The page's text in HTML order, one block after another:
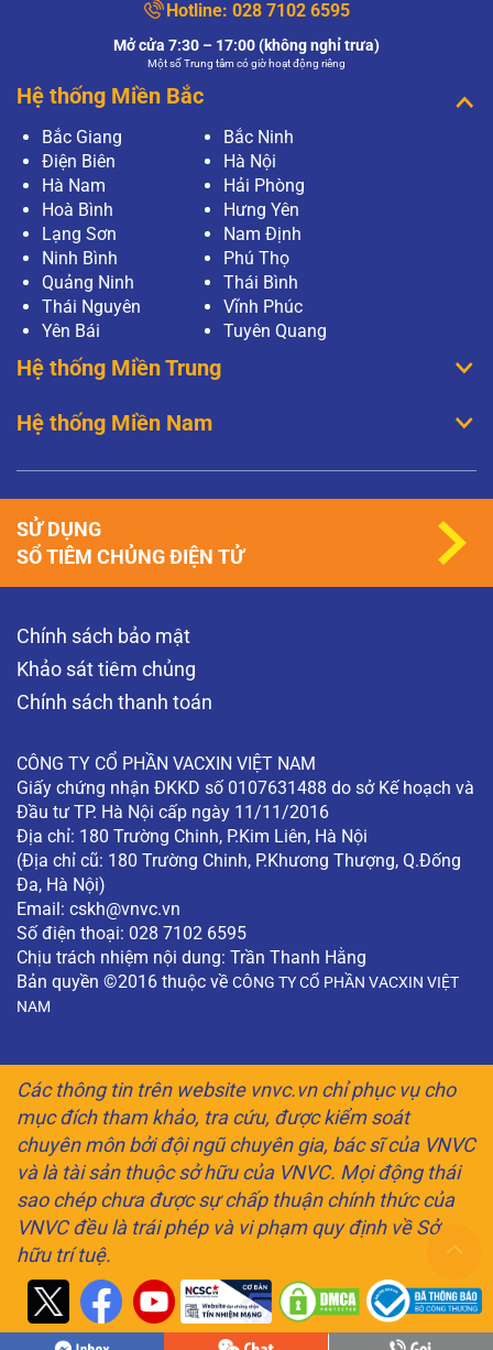
Hotline: 028 7102 6595
Mở cửa 7:30 – 17:00 (không nghỉ trưa)
Một số Trung tâm có giờ hoạt động riêng
Hệ thống Miền Bắc
Bắc Giang
Bắc Ninh
Điện Biên
Hà Nội
Hà Nam
Hải Phòng
Hoà Bình
Hưng Yên
Lạng Sơn
Nam Định
Ninh Bình
Phú Thọ
Quảng Ninh
Thái Bình
Thái Nguyên
Vĩnh Phúc
Yên Bái
Tuyên Quang
Hệ thống Miền Trung
Hệ thống Miền Nam
Chính sách bảo mật
Khảo sát tiêm chủng
Chính sách thanh toán
CÔNG TY CỔ PHẦN VACXIN VIỆT NAM
Giấy chứng nhận ĐKKD số 0107631488 do sở Kế hoạch và
Đầu tư TP. Hà Nội cấp ngày 11/11/2016
Địa chỉ: 180 Trường Chinh, P.Kim Liên, Hà Nội
(Địa chỉ cũ: 180 Trường Chinh, P.Khương Thượng, Q.Đống
Đa, Hà Nội)
Email: cskh@vnvc.vn
Số điện thoại: 028 7102 6595
Chịu trách nhiệm nội dung: Trần Thanh Hằng
Bản quyền ©2016 thuộc về CÔNG TY CỔ PHẦN VACXIN VIỆT
NAM
SỬ DỤNG
SỔ TIÊM CHỦNG ĐIỆN TỬ
Các thông tin trên website vnvc.vn chỉ phục vụ cho
mục đích tham khảo, tra cứu, được kiểm soát
chuyên môn bởi đội ngũ chuyên gia, bác sĩ của VNVC
và là tài sản thuộc sở hữu của VNVC. Mọi động thái
sao chép chưa được sự chấp thuận chính thức của
VNVC đều là trái phép và vi phạm quy định về Sở
hữu trí tuệ.